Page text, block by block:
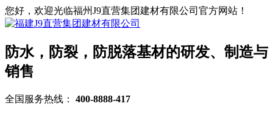
您好，欢迎光临福州J9直营集团建材有限公司官方网站！
防水，防裂，防脱落基材的研发、制造与
销售
全国服务热线： 400-8888-417